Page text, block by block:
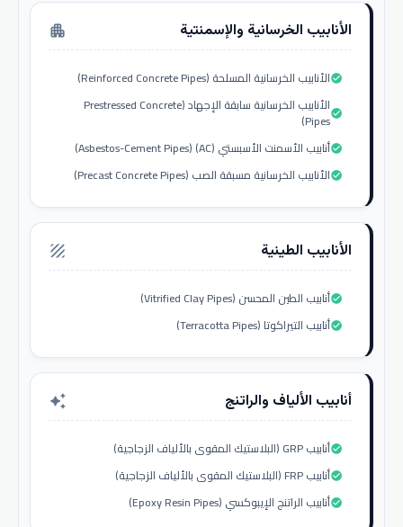
الأنابيب الخرسانية والإسمنتية apartment
الأنابيب الخرسانية المسلحة (Reinforced Concrete Pipes)check_circle
الأنابيب الخرسانية سابقة الإجهاد (Prestressed Concrete
Pipes)check_circle
أنابيب الأسمنت الأسبستي (AC) (Asbestos-Cement Pipes)check_circle
الأنابيب الخرسانية مسبقة الصب (Precast Concrete Pipes)check_circle
الأنابيب الطينية texture
أنابيب الطين المحسن (Vitrified Clay Pipes)check_circle
أنابيب التيراكوتا (Terracotta Pipes)check_circle
أنابيب الألياف والراتنج auto_awesome
أنابيب GRP (البلاستيك المقوى بالألياف الزجاجية)check_circle
أنابيب FRP (البلاستيك المقوى بالألياف الزجاجية)check_circle
أنابيب الراتنج الإيبوكسي (Epoxy Resin Pipes)check_circle